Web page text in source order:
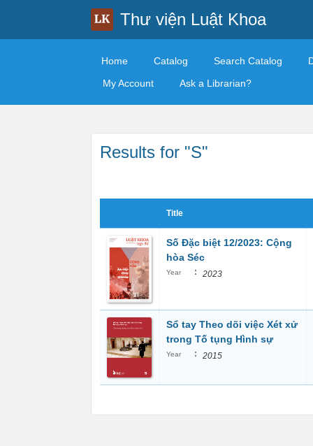
Thư viện Luật Khoa
Home Catalog Search Catalog
My Account
Ask a Librarian?
Results for "S"
Title
Số Đặc biệt 12/2023: Cộng
hòa Séc
Year : 2023
Sổ tay Theo dõi việc Xét xử
trong Tố tụng Hình sự
Year : 2015